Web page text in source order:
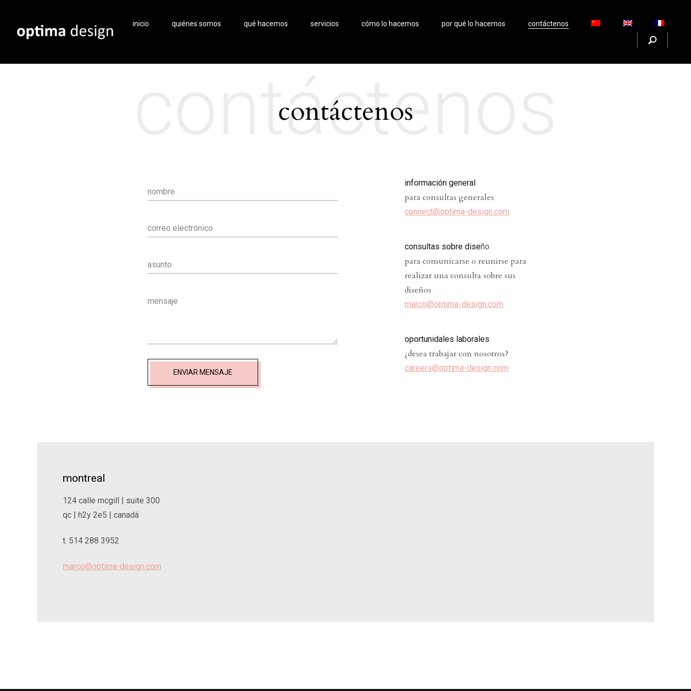
inicio quiénes somos qué hacemos servicios cómo lo hacemos por qué lo hacemos contáctenos
contáctenos
contáctenos
nombre
correo electrónico
asunto
mensaje
ENVIAR MENSAJE
información general
para consultas generales
connect@optima-design.com
consultas sobre diseño
para comunicarse o reunirse para
realizar una consulta sobre sus
diseños
marco@optima-design.com
oportunidales laborales
¿desea trabajar con nosotros?
careers@optima-design.com
montreal
124 calle mcgill | suite 300
qc | h2y 2e5 | canadá
t. 514 288 3952
marco@optima-design.com